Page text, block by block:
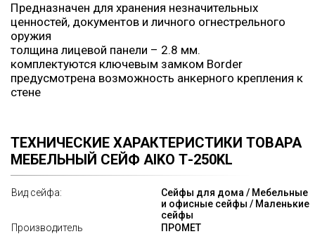
Предназначен для хранения незначительных
ценностей, документов и личного огнестрельного
оружия
толщина лицевой панели – 2.8 мм.
комплектуются ключевым замком Border
предусмотрена возможность анкерного крепления к
стене
ТЕХНИЧЕСКИЕ ХАРАКТЕРИСТИКИ ТОВАРА
МЕБЕЛЬНЫЙ СЕЙФ AIKO Т-250KL
Вид сейфа:
Сейфы для дома / Мебельные
и офисные сейфы / Маленькие
сейфы
Производитель
ПРОМЕТ